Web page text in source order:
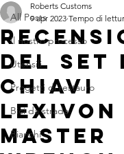
All Posts
Il nostro processo
Utensili
Progetti di restauro
Bici da strada
Bianchi
del set
chiavi
LEXIVON
Master
Roberts Customs
9 apr 2023 Tempo di